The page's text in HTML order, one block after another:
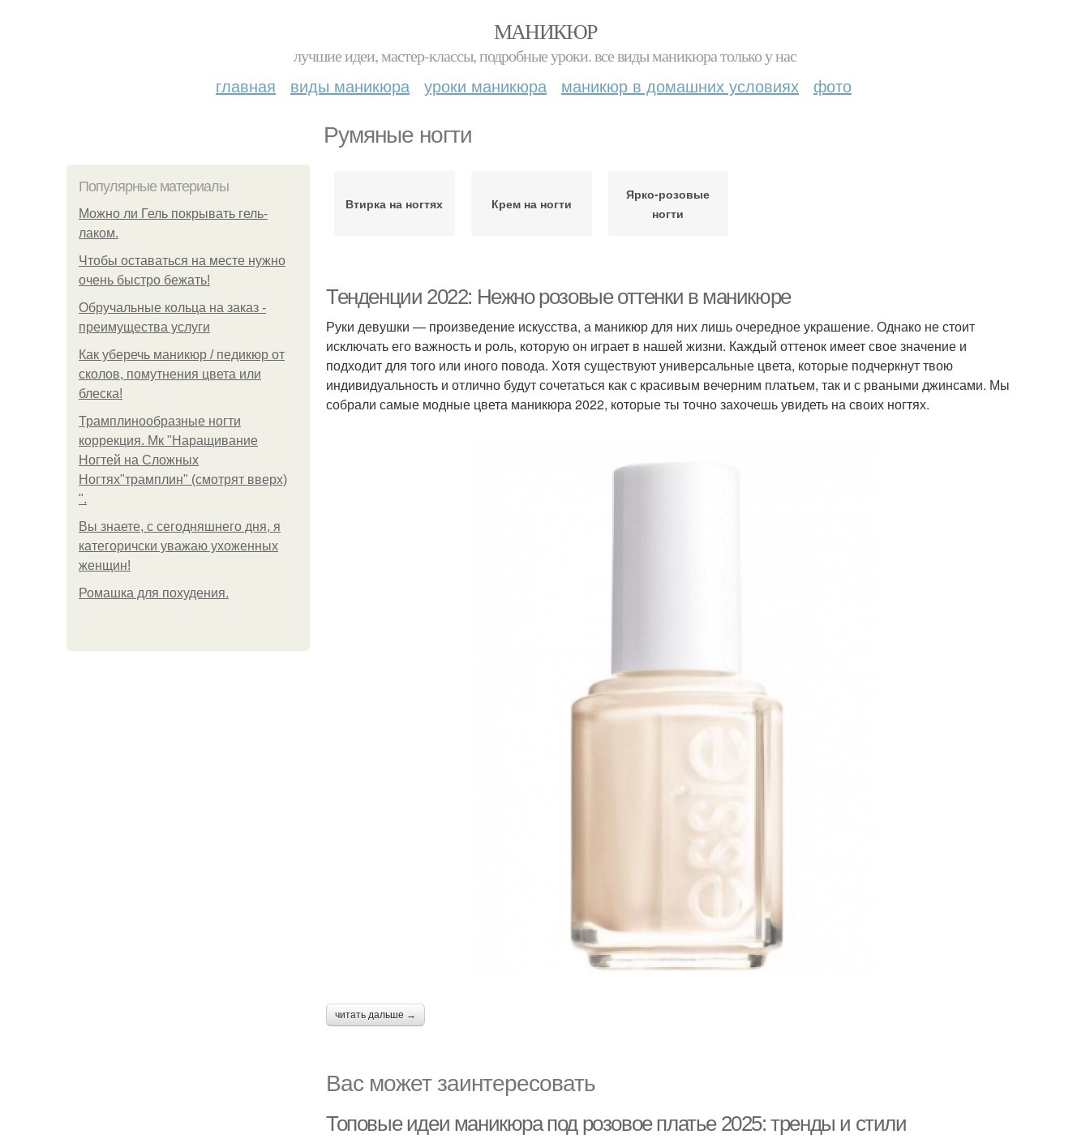
МАНИКЮР
лучшие идеи, мастер-классы, подробные уроки. все виды маникюра только у нас
главная виды маникюра уроки маникюра маникюр в домашних условиях фото
Румяные ногти
Популярные материалы
Можно ли Гель покрывать гель-
лаком.
Чтобы оставаться на месте нужно
очень быстро бежать!
Обручальные кольца на заказ -
преимущества услуги
Как уберечь маникюр / педикюр от
сколов, помутнения цвета или
блеска!
Трамплинообразные ногти
коррекция. Мк "Наращивание
Ногтей на Сложных
Ногтях"трамплин" (смотрят вверх)
".
Вы знаете, с сегодняшнего дня, я
категоричски уважаю ухоженных
женщин!
Ромашка для похудения.
Втирка на ногтях Крем на ногти
Ярко-розовые
ногти
Тенденции 2022: Нежно розовые оттенки в маникюре
Руки девушки — произведение искусства, а маникюр для них лишь очередное украшение. Однако не стоит
исключать его важность и роль, которую он играет в нашей жизни. Каждый оттенок имеет свое значение и
подходит для того или иного повода. Хотя существуют универсальные цвета, которые подчеркнут твою
индивидуальность и отлично будут сочетаться как с красивым вечерним платьем, так и с рваными джинсами. Мы
собрали самые модные цвета маникюра 2022, которые ты точно захочешь увидеть на своих ногтях.
читать дальше →
Вас может заинтересовать
Топовые идеи маникюра под розовое платье 2025: тренды и стили